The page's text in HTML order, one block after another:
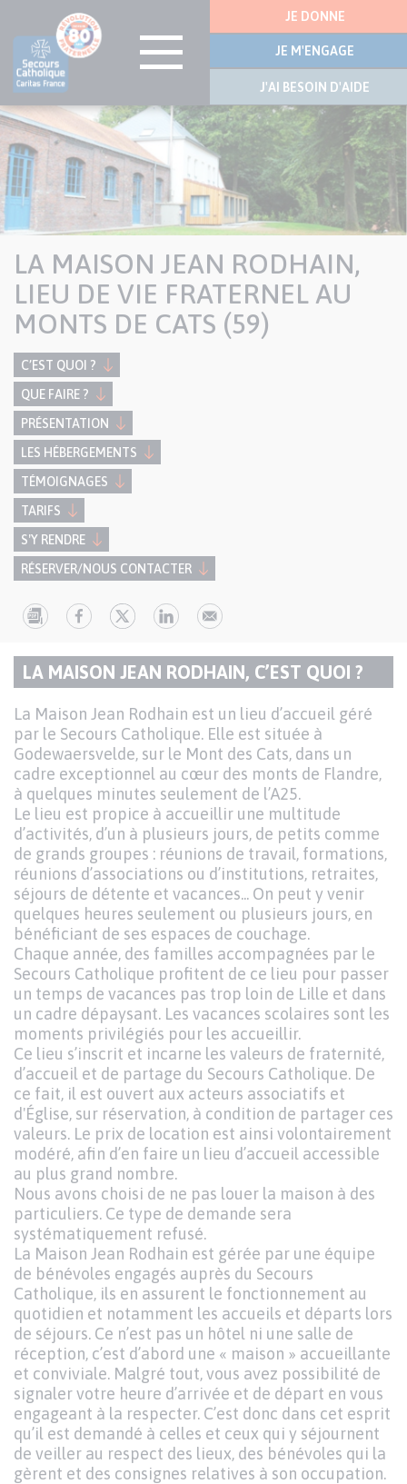
Aller
au
contenu
principal
latérale
JE DONNE
JE M'ENGAGE
J'AI BESOIN D'AIDE
Visuel
bannière
LA MAISON JEAN RODHAIN,
LIEU DE VIE FRATERNEL AU
MONTS DE CATS (59)
C’EST QUOI ?
QUE FAIRE ?
PRÉSENTATION
LES HÉBERGEMENTS
TÉMOIGNAGES
TARIFS
S'Y RENDRE
RÉSERVER/NOUS CONTACTER
Paragraphes
de
contenu
TITRE
DU
PARAGRAPHE
LA MAISON JEAN RODHAIN, C’EST QUOI ?
Texte
La Maison Jean Rodhain est un lieu d’accueil géré
par le Secours Catholique. Elle est située à
Godewaersvelde, sur le Mont des Cats, dans un
cadre exceptionnel au cœur des monts de Flandre,
à quelques minutes seulement de l’A25.
Le lieu est propice à accueillir une multitude
d’activités, d’un à plusieurs jours, de petits comme
de grands groupes : réunions de travail, formations,
réunions d’associations ou d’institutions, retraites,
séjours de détente et vacances... On peut y venir
quelques heures seulement ou plusieurs jours, en
bénéficiant de ses espaces de couchage.
Chaque année, des familles accompagnées par le
Secours Catholique profitent de ce lieu pour passer
un temps de vacances pas trop loin de Lille et dans
un cadre dépaysant. Les vacances scolaires sont les
moments privilégiés pour les accueillir.
Ce lieu s’inscrit et incarne les valeurs de fraternité,
d’accueil et de partage du Secours Catholique. De
ce fait, il est ouvert aux acteurs associatifs et
d'Église, sur réservation, à condition de partager ces
valeurs. Le prix de location est ainsi volontairement
modéré, afin d’en faire un lieu d’accueil accessible
au plus grand nombre.
Nous avons choisi de ne pas louer la maison à des
particuliers. Ce type de demande sera
systématiquement refusé.
La Maison Jean Rodhain est gérée par une équipe
de bénévoles engagés auprès du Secours
Catholique, ils en assurent le fonctionnement au
quotidien et notamment les accueils et départs lors
de séjours. Ce n’est pas un hôtel ni une salle de
réception, c’est d’abord une « maison » accueillante
et conviviale. Malgré tout, vous avez possibilité de
signaler votre heure d’arrivée et de départ en vous
engageant à la respecter. C’est donc dans cet esprit
qu’il est demandé à celles et ceux qui y séjournent
de veiller au respect des lieux, des bénévoles qui la
gèrent et des consignes relatives à son occupation.